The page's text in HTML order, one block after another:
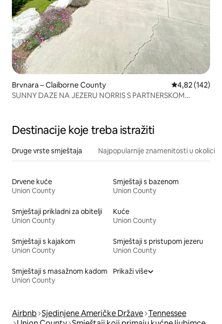
Brvnara – Claiborne County Prosječna
4,82 (142)
SUNNY DAZE NA JEZERU NORRIS S PARTNERSKOM
Destinacije koje treba istražiti
Druge vrste smještaja Najpopularnije znamenitosti u okolici
Drvene kuće
Union County
Smještaji s bazenom
Union County
Smještaji prikladni za obitelji
Union County
Kuće
Union County
Smještaji s kajakom
Union County
Smještaji s pristupom jezeru
Union County
Smještaji s masažnom kadom
Union County
Prikaži više
Airbnb Sjedinjene Američke Države Tennessee